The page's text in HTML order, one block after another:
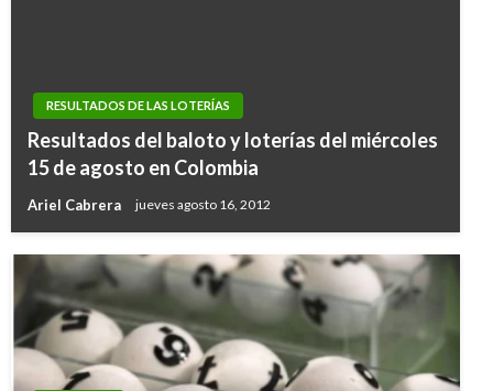
RESULTADOS DE LAS LOTERÍAS
Resultados del baloto y loterías del miércoles
15 de agosto en Colombia
Ariel Cabrera jueves agosto 16, 2012